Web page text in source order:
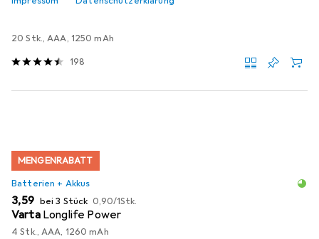
EUR
42,90 EUR EUR
20 Stk., AAA, 1250 mAh
198
MENGENRABATT
Batterien + Akkus
EUR
3,59 bei 3 Stück EUR
0,90/1Stk.
Varta Longlife Power
4 Stk., AAA, 1260 mAh